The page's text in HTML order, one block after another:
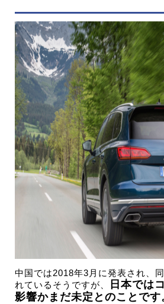
中国では2018年3月に発表され、
れているそうですが、
日本では
影響かまだ未定とのことです